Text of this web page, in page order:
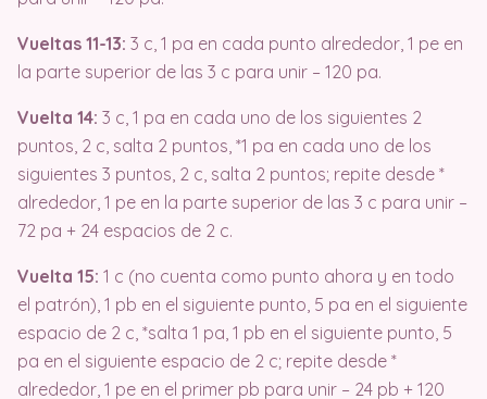
Vueltas 11-13: 3 c, 1 pa en cada punto alrededor, 1 pe en
la parte superior de las 3 c para unir – 120 pa.
Vuelta 14: 3 c, 1 pa en cada uno de los siguientes 2
puntos, 2 c, salta 2 puntos, *1 pa en cada uno de los
siguientes 3 puntos, 2 c, salta 2 puntos; repite desde *
alrededor, 1 pe en la parte superior de las 3 c para unir –
72 pa + 24 espacios de 2 c.
Vuelta 15: 1 c (no cuenta como punto ahora y en todo
el patrón), 1 pb en el siguiente punto, 5 pa en el siguiente
espacio de 2 c, *salta 1 pa, 1 pb en el siguiente punto, 5
pa en el siguiente espacio de 2 c; repite desde *
alrededor, 1 pe en el primer pb para unir – 24 pb + 120